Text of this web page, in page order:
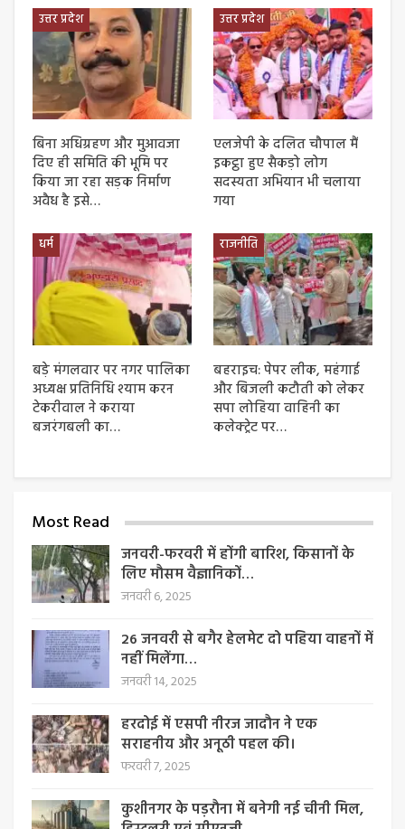
उत्तर प्रदेश
बिना अधिग्रहण और मुआवजा
दिए ही समिति की भूमि पर
किया जा रहा सड़क निर्माण
अवैध है इसे…
उत्तर प्रदेश
एलजेपी के दलित चौपाल मैं
इकट्ठा हुए सैकड़ो लोग
सदस्यता अभियान भी चलाया
गया
धर्म
बड़े मंगलवार पर नगर पालिका
अध्यक्ष प्रतिनिधि श्याम करन
टेकरीवाल ने कराया
बजरंगबली का…
राजनीति
बहराइच: पेपर लीक, महंगाई
और बिजली कटौती को लेकर
सपा लोहिया वाहिनी का
कलेक्ट्रेट पर…
Most Read
जनवरी-फरवरी में होंगी बारिश, किसानों के
लिए मौसम वैज्ञानिकों…
जनवरी 6, 2025
26 जनवरी से बगैर हेलमेट दो पहिया वाहनों में
नहीं मिलेंगा…
जनवरी 14, 2025
हरदोई में एसपी नीरज जादौन ने एक
सराहनीय और अनूठी पहल की।
फरवरी 7, 2025
कुशीनगर के पड़रौना में बनेगी नई चीनी मिल,